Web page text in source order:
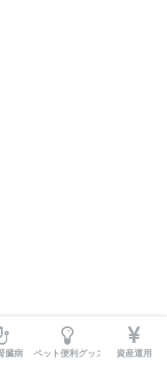
臓病 ペット便利グッズ 資産運用